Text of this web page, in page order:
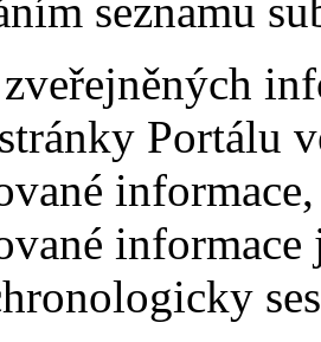
seznamu
zveřejněných
Portálu